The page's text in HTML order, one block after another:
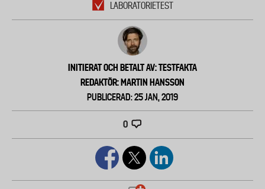
LABORATORIETEST
INITIERAT OCH BETALT AV: TESTFAKTA
REDAKTÖR: MARTIN HANSSON
PUBLICERAD: 25 JAN, 2019
0